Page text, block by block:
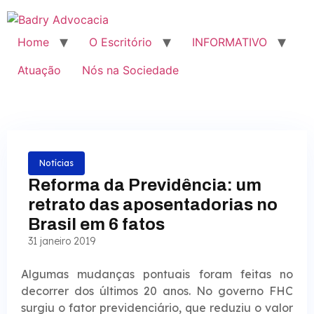
Home O Escritório
INFORMATIVO
Atuação
Nós na Sociedade
Notícias
Reforma da Previdência: um
retrato das aposentadorias no
Brasil em 6 fatos
31 janeiro 2019
Algumas mudanças pontuais foram feitas no
decorrer dos últimos 20 anos. No governo FHC
surgiu o fator previdenciário, que reduziu o valor